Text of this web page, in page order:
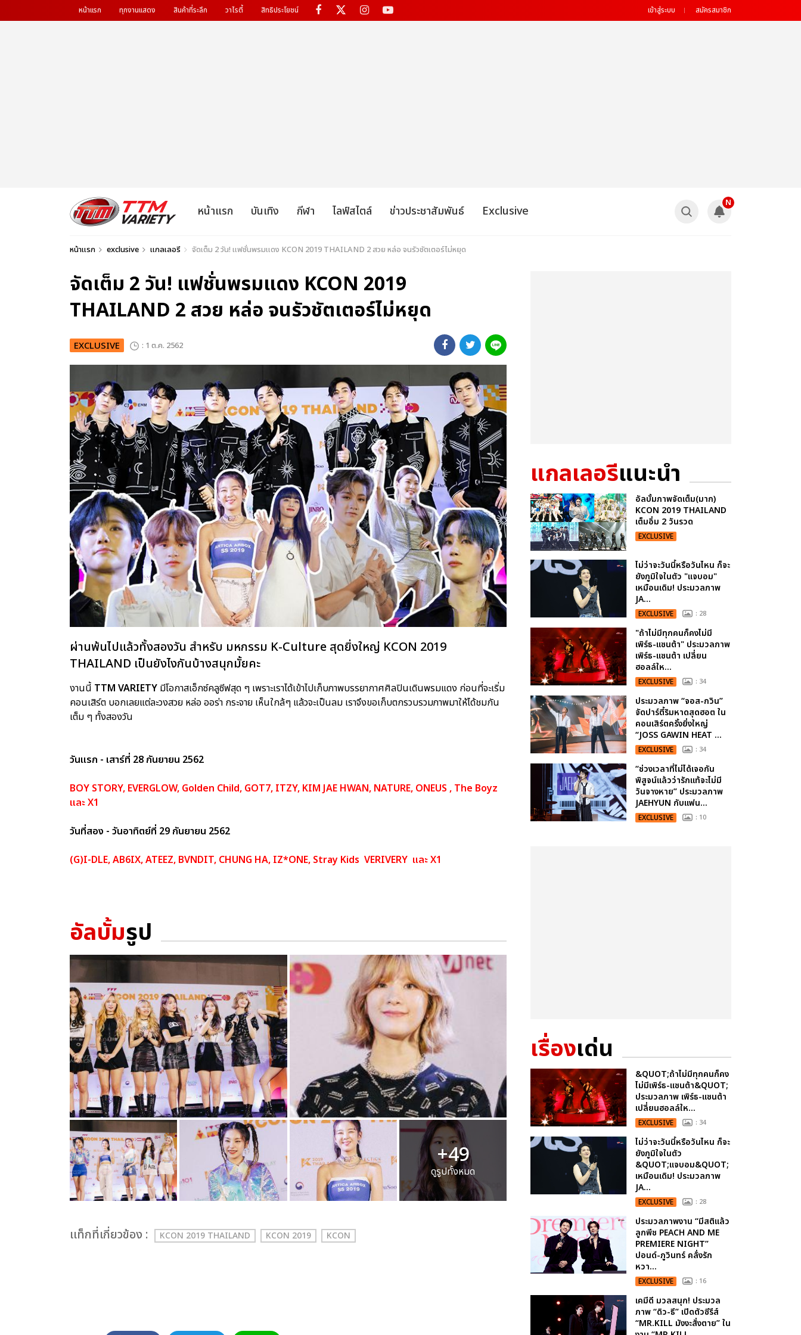
หน้าแรก ทุกงานแสดง สินค้าที่ระลึก วาไรตี้ สิทธิประโยชน์ เข้าสู่ระบบ สมัครสมาชิก
หน้าแรก บันเทิง กีฬา ไลฟ์สไตล์ ข่าวประชาสัมพันธ์ Exclusive
N
หน้าแรก exclusive แกลเลอรี จัดเต็ม 2 วัน! แฟชั่นพรมแดง KCON 2019 THAILAND 2 สวย หล่อ จนรัวชัตเตอร์ไม่หยุด
จัดเต็ม 2 วัน! แฟชั่นพรมแดง KCON 2019
THAILAND 2 สวย หล่อ จนรัวชัตเตอร์ไม่หยุด
EXCLUSIVE : 1 ต.ค. 2562
ผ่านพ้นไปแล้วทั้งสองวัน สำหรับ มหกรรม K-Culture สุดยิ่งใหญ่ KCON 2019
THAILAND เป็นยังไงกันบ้างสนุกมั้ยคะ
งานนี้ TTM VARIETY มีโอกาสเอ็กซ์คลูซีฟสุด ๆ เพราะเราได้เข้าไปเก็บภาพบรรยากาศศิลปินเดินพรมแดง ก่อนที่จะเริ่ม
คอนเสิร์ต บอกเลยแต่ละวงสวย หล่อ ออร่า กระจาย เห็นใกล้ๆ แล้วจะเป็นลม เราจึงขอเก็บตกรวบรวมภาพมาให้ได้ชมกัน
เต็ม ๆ ทั้งสองวัน
วันแรก - เสาร์ที่ 28 กันยายน 2562
BOY STORY, EVERGLOW, Golden Child, GOT7, ITZY, KIM JAE HWAN, NATURE, ONEUS , The Boyz
และ X1
วันที่สอง - วันอาทิตย์ที่ 29 กันยายน 2562
(G)I-DLE, AB6IX, ATEEZ, BVNDIT, CHUNG HA, IZ*ONE, Stray Kids VERIVERY และ X1
อัลบั้มรูป
+49
ดูรูปทั้งหมด
เเท็กที่เกี่ยวข้อง : KCON 2019 THAILAND KCON 2019 KCON
แกลเลอรีแนะนำ
อัลบั้มภาพจัดเต็ม(มาก)
KCON 2019 THAILAND
เต็มอิ่ม 2 วันรวด
EXCLUSIVE
ไม่ว่าจะวันนี้หรือวันไหน ก็จะ
ยังภูมิใจในตัว "แจบอม"
เหมือนเดิม! ประมวลภาพ
JA...
EXCLUSIVE : 28
"ถ้าไม่มีทุกคนก็คงไม่มี
เพิร์ธ-แซนต้า" ประมวลภาพ
เพิร์ธ-แซนต้า เปลี่ยน
ฮอลล์ให...
EXCLUSIVE : 34
ประมวลภาพ “จอส-กวิน”
จัดปาร์ตี้ริมหาดสุดฮอต ใน
คอนเสิร์ตครั้งยิ่งใหญ่
“JOSS GAWIN HEAT ...
EXCLUSIVE : 34
“ช่วงเวลาที่ไม่ได้เจอกัน
พิสูจน์แล้วว่ารักแท้จะไม่มี
วันจางหาย” ประมวลภาพ
JAEHYUN กับแฟน...
EXCLUSIVE : 10
เรื่องเด่น
&QUOT;ถ้าไม่มีทุกคนก็คง
ไม่มีเพิร์ธ-แซนต้า&QUOT;
ประมวลภาพ เพิร์ธ-แซนต้า
เปลี่ยนฮอลล์ให...
EXCLUSIVE : 34
ไม่ว่าจะวันนี้หรือวันไหน ก็จะ
ยังภูมิใจในตัว
&QUOT;แจบอม&QUOT;
เหมือนเดิม! ประมวลภาพ
JA...
EXCLUSIVE : 28
ประมวลภาพงาน “มีสติแล้ว
ลูกพีช PEACH AND ME
PREMIERE NIGHT”
ปอนด์-ภูวินทร์ คลั่งรัก
หวา...
EXCLUSIVE : 16
เคมีดี มวลสนุก! ประมวล
ภาพ “ดิว-ธี” เปิดตัวซีรีส์
“MR.KILL มังงะสั่งตาย” ใน